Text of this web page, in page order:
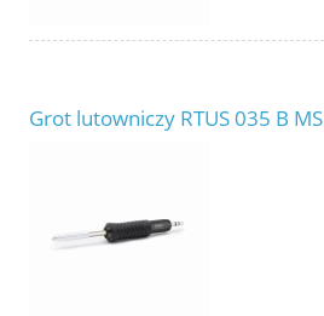
Grot lutowniczy RTUS 035 B MS